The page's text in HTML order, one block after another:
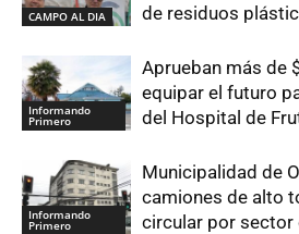
CAMPO AL DIA
de residuos
Informando
Primero
Aprueban más de
equipar el futuro
del Hospital de
Informando
Primero
Municipalidad de
camiones de alto
circular por sector